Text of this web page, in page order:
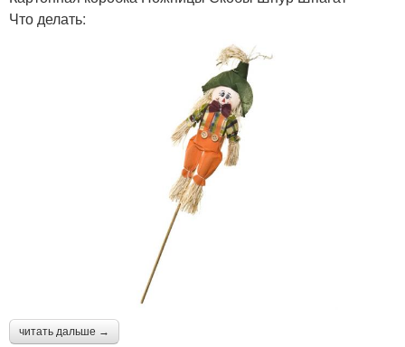
Что делать:
читать дальше →